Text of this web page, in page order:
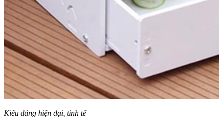
Kiểu dáng hiện đại, tinh tế